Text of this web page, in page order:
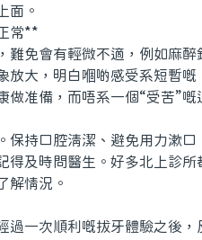
面。
常**
免會有輕微不適，例如麻醉
放大，明白嗰啲感受系短暫嘅
准備，而唔系一個“受苦”嘅
持口腔清潔、避免用力漱口
得及時問醫生。好多北上診所
解情況。
一次順利嘅拔牙體驗之後，